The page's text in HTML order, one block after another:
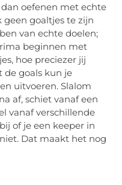
oefenen met echte
goaltjes te zijn
van echte doelen;
beginnen met
hoe preciezer jij
de goals kun je
uitvoeren. Slalom
af, schiet vanaf een
vanaf verschillende
of je een keeper in
Dat maakt het nog